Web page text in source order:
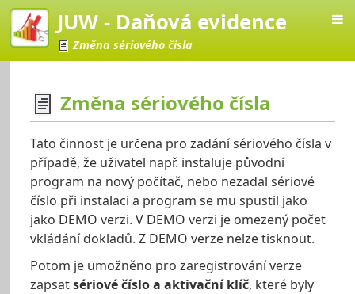
JUW - Daňová evidence
Změna sériového čísla
evidence
Změna sériového čísla
Tato činnost je určena pro zadání sériového čísla v
případě, že uživatel např. instaluje původní
program na nový počítač, nebo nezadal sériové
číslo při instalaci a program se mu spustil jako
jako DEMO verzi. V DEMO verzi je omezený počet
vkládání dokladů. Z DEMO verze nelze tisknout.
Potom je umožněno pro zaregistrování verze
zapsatsériové číslo a aktivační klíč, které byly